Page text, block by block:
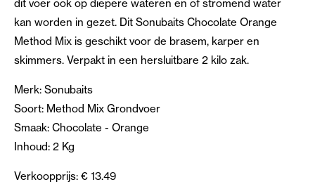
dit voer ook op diepere wateren en of stromend water
kan worden in gezet. Dit Sonubaits Chocolate Orange
Method Mix is geschikt voor de brasem, karper en
skimmers. Verpakt in een hersluitbare 2 kilo zak.
Merk: Sonubaits
Soort: Method Mix Grondvoer
Smaak: Chocolate - Orange
Inhoud: 2 Kg
Verkoopprijs: € 13.49